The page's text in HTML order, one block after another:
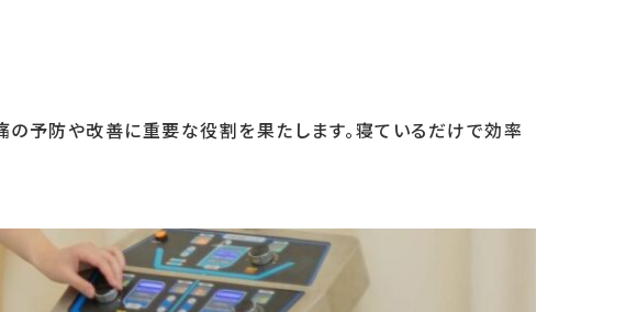
の予防や改善に重要な役割を果たします。寝ているだけで効率